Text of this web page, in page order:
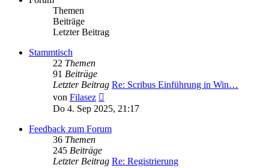
Themen
Beiträge
Letzter Beitrag
Stammtisch
22 Themen
91 Beiträge
Letzter Beitrag Re: Scribus Einführung in Win…
von Filasez
Beitrag
Do 4. Sep 2025, 21:17
Feedback zum Forum
36 Themen
245 Beiträge
Letzter Beitrag Re: Registrierung